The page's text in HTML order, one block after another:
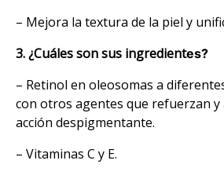
– Mejora la textura de la piel y
3.¿Cuáles son sus ingredientes?
– Retinol en oleosomas a
con otros agentes que refuerzan y
acción despigmentante.
– Vitaminas C y E.